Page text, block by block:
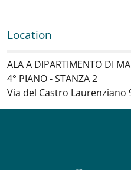
Location
ALA A DIPARTIMENTO DI
4° PIANO - STANZA 2
Via del Castro Laurenziano